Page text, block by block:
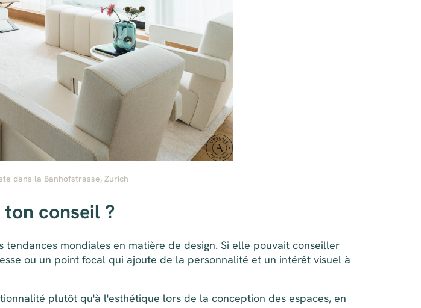
dans la Banhofstrasse, Zurich
conseil ?
mondiales en matière de design. Si elle pouvait conseiller
ou un point focal qui ajoute de la personnalité et un intérêt visuel à
plutôt qu'à l'esthétique lors de la conception des espaces, en